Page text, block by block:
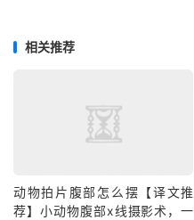
相关推荐
动物拍片腹部怎么摆【译文推
荐】小动物腹部x线摄影术，一